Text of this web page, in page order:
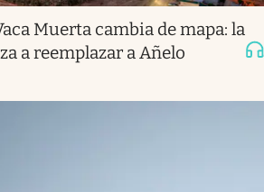
Muerta cambia de mapa: la
a reemplazar a Añelo